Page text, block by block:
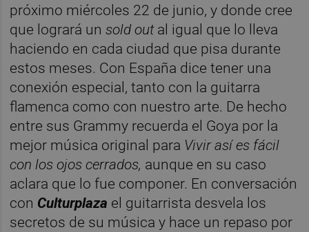
próximo miércoles 22 de junio, y donde cree
que logrará un sold out al igual que lo lleva
haciendo en cada ciudad que pisa durante
estos meses. Con España dice tener una
conexión especial, tanto con la guitarra
flamenca como con nuestro arte. De hecho
entre sus Grammy recuerda el Goya por la
mejor música original para Vivir así es fácil
con los ojos cerrados, aunque en su caso
aclara que lo fue componer. En conversación
con Culturplaza el guitarrista desvela los
secretos de su música y hace un repaso por